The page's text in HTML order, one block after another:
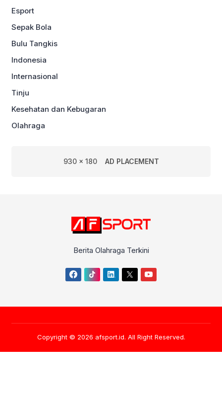
Esport
Sepak Bola
Bulu Tangkis
Indonesia
Internasional
Tinju
Kesehatan dan Kebugaran
Olahraga
930 x 180 AD PLACEMENT
Berita Olahraga Terkini
Copyright © 2026 afsport.id. All Right Reserved.